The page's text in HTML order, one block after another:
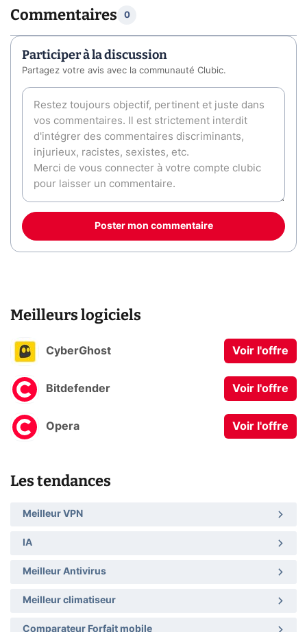
Commentaires 0
Participer à la discussion
Partagez votre avis avec la communauté Clubic.
Poster mon commentaire
Meilleurs logiciels
CyberGhost Voir l'offre
Bitdefender Voir l'offre
Opera Voir l'offre
Les tendances
Meilleur VPN
IA
Meilleur Antivirus
Meilleur climatiseur
Comparateur Forfait mobile